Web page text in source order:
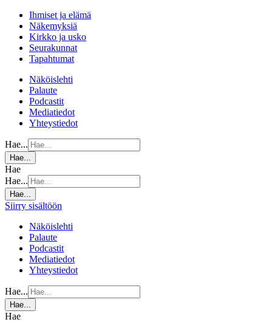
Ihmiset ja elämä
Näkemyksiä
Kirkko ja usko
Seurakunnat
Tapahtumat
Näköislehti
Palaute
Podcastit
Mediatiedot
Yhteystiedot
Hae...
Hae...
Hae
Hae...
Hae...
Siirry sisältöön
Näköislehti
Palaute
Podcastit
Mediatiedot
Yhteystiedot
Hae...
Hae...
Hae